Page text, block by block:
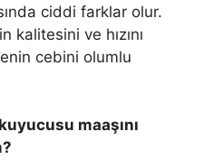
ciddi farklar olur.
kalitesini ve hızını
cebini olumlu
maaşını